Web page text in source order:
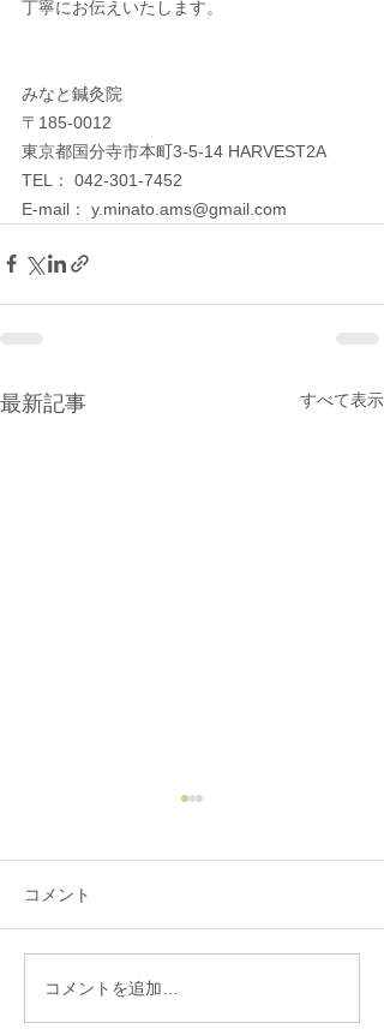
丁寧にお伝えいたします。
みなと鍼灸院
〒185-0012
東京都国分寺市本町3-5-14 HARVEST2A
TEL： 042-301-7452
E-mail： y.minato.ams@gmail.com
最新記事 すべて表示
眼精疲労を鍼治療でやわ
らげる方法
コメント
コメントを追加…